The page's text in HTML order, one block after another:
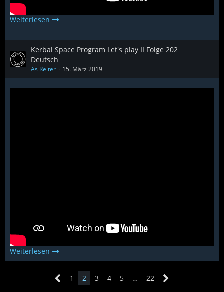
Weiterlesen
Kerbal Space Program Let's play II Folge 202
Deutsch
As Reiter 15. März 2019
Weiterlesen
1 2 3 4 5 … 22